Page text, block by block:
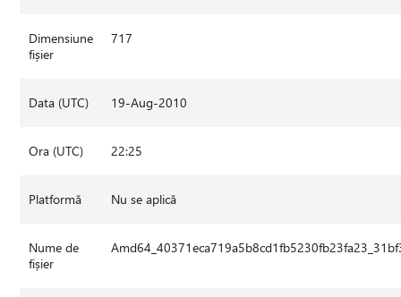
Dimensiune
fișier
717
Data (UTC) 19-Aug-2010
Ora (UTC) 22:25
Platformă Nu se aplică
Nume de
fișier